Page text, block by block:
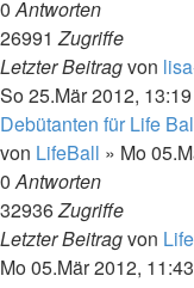
0Antworten
26991Zugriffe
Letzter Beitragvon
So 25.Mär 2012, 13:19
Debütanten für Life
von LifeBall » Mo
0Antworten
32936Zugriffe
Letzter Beitragvon
Mo 05.Mär 2012, 11:43